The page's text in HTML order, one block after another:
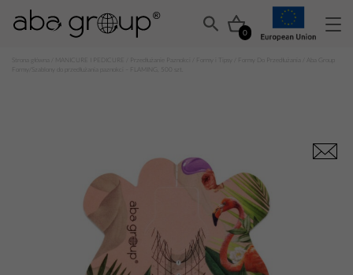
0
MANICURE I PEDICURE Przedłużanie Paznokci Formy Do Przedłużania
Formy/Szablony do przedłużania paznokci – FLAMING, 500 szt.